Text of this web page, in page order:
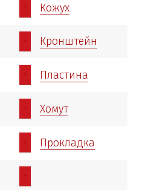
+ Кожух
+ Кронштейн
+ Пластина
+ Хомут
+ Прокладка
+